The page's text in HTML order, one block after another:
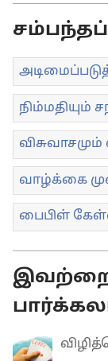
விசுவாசமும்
வாழ்க்கை
பைபிள்